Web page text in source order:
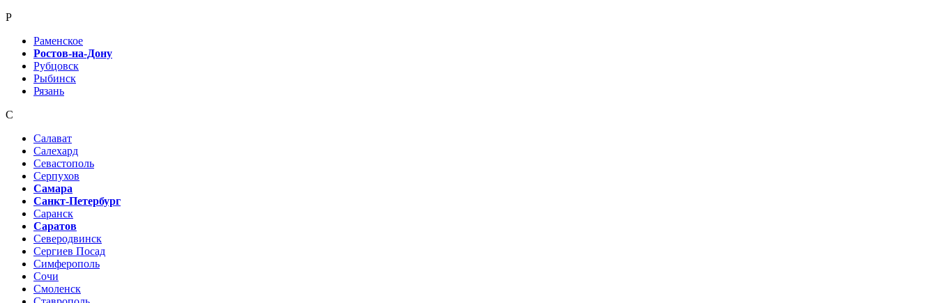
Р
Раменское
Ростов-на-Дону
Рубцовск
Рыбинск
Рязань
С
Салават
Салехард
Севастополь
Серпухов
Самара
Санкт-Петербург
Саранск
Саратов
Северодвинск
Сергиев Посад
Симферополь
Сочи
Смоленск